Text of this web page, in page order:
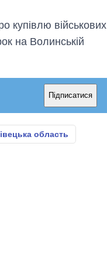
купівлю військових
на Волинській
Підписатися
область